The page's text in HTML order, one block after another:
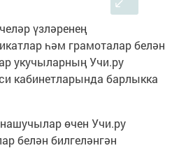
үзләренең
һәм грамоталар белән
укучыларның Учи.ру
кабинетларында барлыкка
өчен Учи.ру
белән билгеләнгән